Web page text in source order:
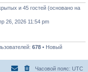
и 45 гостей (основано на
26, 2026 11:54 pm
678 • Новый
Часовой пояс: UTC